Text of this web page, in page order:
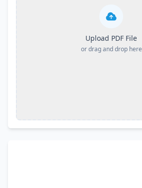
Upload PDF File
or drag and drop here